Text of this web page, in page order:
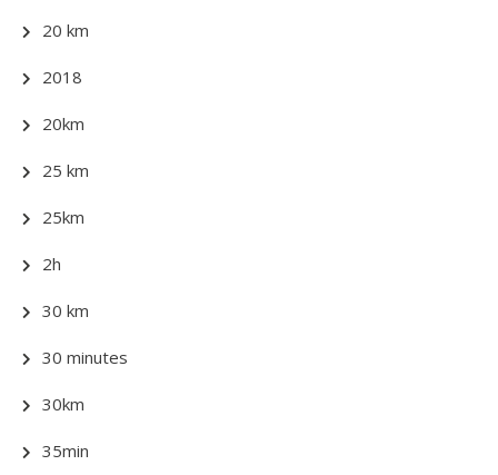
20 km
2018
20km
25 km
25km
2h
30 km
30 minutes
30km
35min